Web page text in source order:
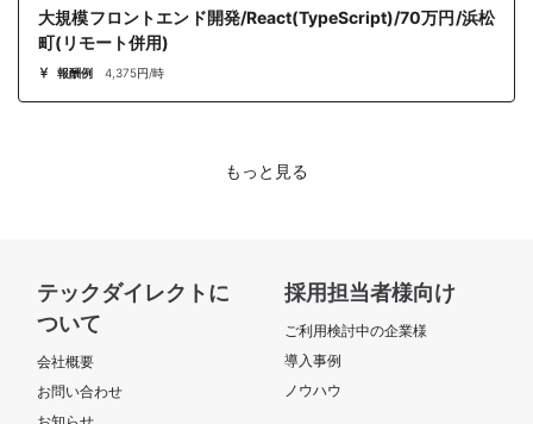
大規模フロントエンド開発/React(TypeScript)/70万円/浜松
町(リモート併用)
報酬例 4,375円/時
もっと見る
テックダイレクトに
ついて
会社概要
お問い合わせ
採用担当者様向け
ご利用検討中の企業様
導入事例
ノウハウ